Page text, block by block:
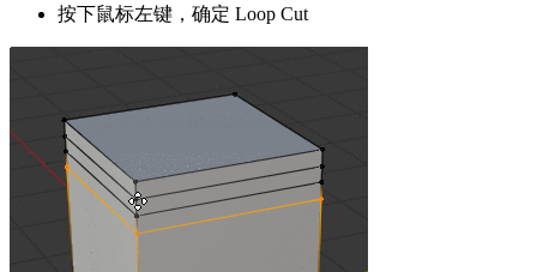
按下鼠标左键，确定 Loop Cut